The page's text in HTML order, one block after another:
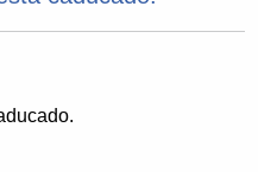
whatsapp